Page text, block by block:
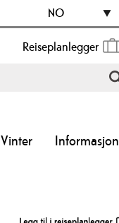
NO
Reiseplanlegger
Vinter Informasjon